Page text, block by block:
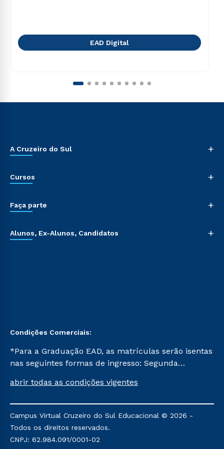
EAD Digital
A Cruzeiro do Sul +
Cursos +
Faça parte +
Alunos, Ex-Alunos, Candidatos +
Condições Comerciais:
*Para a Graduação EAD, as matrículas serão isentas
nas seguintes formas de ingresso: Segunda
Já para as demais, a taxa de matrícula será de R$
mencionadas são referentes aos cursos: Ensino
Religioso, Geografia para a Docência e Metodologia
do Ensino de História: Questões Atuais.
abrir todas as condições vigentes
Campus Virtual Cruzeiro do Sul Educacional © 2026 -
Todos os direitos reservados.
CNPJ: 62.984.091/0001-02